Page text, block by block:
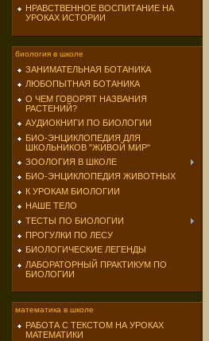
НРАВСТВЕННОЕ ВОСПИТАНИЕ НА
УРОКАХ ИСТОРИИ
биология в школе
ЗАНИМАТЕЛЬНАЯ БОТАНИКА
ЛЮБОПЫТНАЯ БОТАНИКА
О ЧЕМ ГОВОРЯТ НАЗВАНИЯ
РАСТЕНИЙ?
АУДИОКНИГИ ПО БИОЛОГИИ
БИО-ЭНЦИКЛОПЕДИЯ ДЛЯ
ШКОЛЬНИКОВ "ЖИВОЙ МИР"
ЗООЛОГИЯ В ШКОЛЕ
БИО-ЭНЦИКЛОПЕДИЯ ЖИВОТНЫХ
К УРОКАМ БИОЛОГИИ
НАШЕ ТЕЛО
ТЕСТЫ ПО БИОЛОГИИ
ПРОГУЛКИ ПО ЛЕСУ
БИОЛОГИЧЕСКИЕ ЛЕГЕНДЫ
ЛАБОРАТОРНЫЙ ПРАКТИКУМ ПО
БИОЛОГИИ
математика в школе
РАБОТА С ТЕКСТОМ НА УРОКАХ
МАТЕМАТИКИ